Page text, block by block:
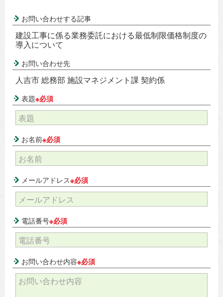
お問い合わせする記事
建設工事に係る業務委託における最低制限価格制度の
導入について
お問い合わせ先
人吉市 総務部 施設マネジメント課 契約係
表題※必須
お名前※必須
メールアドレス※必須
電話番号※必須
お問い合わせ内容※必須